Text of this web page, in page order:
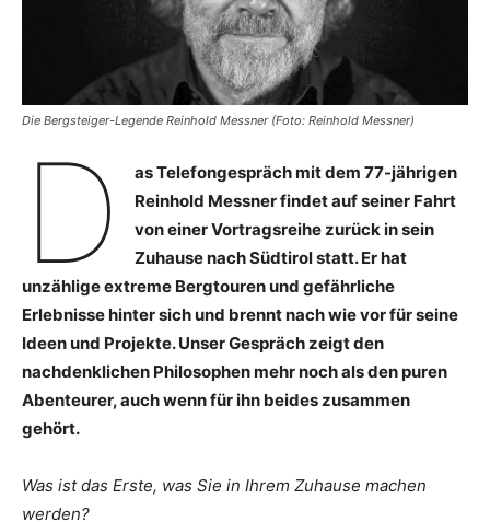
Die Bergsteiger-Legende Reinhold Messner (Foto: Reinhold Messner)
D
as Telefongespräch mit dem 77-jährigen
Reinhold Messner findet auf seiner Fahrt
von einer Vortragsreihe zurück in sein
Zuhause nach Südtirol statt. Er hat
unzählige extreme Bergtouren und gefährliche
Erlebnisse hinter sich und brennt nach wie vor für seine
Ideen und Projekte. Unser Gespräch zeigt den
nachdenklichen Philosophen mehr noch als den puren
Abenteurer, auch wenn für ihn beides zusammen
gehört.
Was ist das Erste, was Sie in Ihrem Zuhause machen
werden?